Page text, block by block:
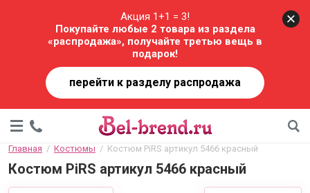
Акция 1+1 = 3!
Покупайте любые 2 товара из раздела
«распродажа», получайте третью вещь в
подарок!
перейти к разделу распродажа
Главная
  /
Костюмы
  /  Костюм PiRS артикул 5466 красный
Костюм PiRS артикул 5466 красный